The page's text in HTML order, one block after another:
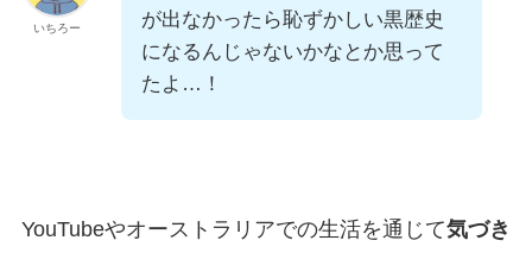
いちろー
が出なかったら恥ずかしい黒歴史
になるんじゃないかなとか思って
たよ…！
YouTubeやオーストラリアでの生活を通じて気づき